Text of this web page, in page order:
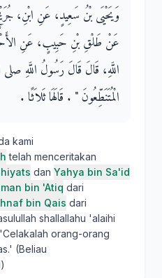
وَيَحْيَى بْنُ سَعِيدٍ، عَنِ ابْنِ،
عَنْ طَلْقِ بْنِ حَبِيبٍ، عَنِ
اللَّهِ، قَالَ قَالَ رَسُولُ اللَّهِ
الْمُتَنَطِّعُونَ ‏"‏ ‏.‏ قَالَهَا ثَلاَثًا ‏.‏
kami
telah menceritakan
dan Yahya bin Sa'id
bin 'Atiq dari
bin Qais dari
shallallahu 'alaihi
orang-orang
(Beliau